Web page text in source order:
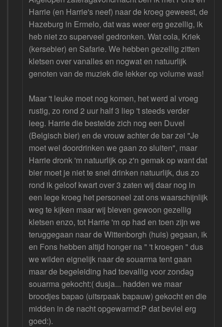
Harrie (en Harrie's neef) naar de kroeg geweest, de
Hazeburg in Ermelo, dat was weer erg gezellig, ik
heb niet zo superveel gedronken. Wat cola, Kriek
(kersebier) en Safarie. We hebben gezellig zitten
kletsen over vanalles en nogwat en natuurlijk
genoten van de muziek die lekker op volume was!
Maar 't leuke moet nog komen, het werd al vroeg
rustig, zo rond 2 uur half 3 liep 't steeds verder
leeg. Harrie die bestelde zich nog een Duvel
(Belgisch bier) en de vrouw achter de bar zei "Je
moet wel doordrinken we gaan zo sluiten", maar
Harrie dronk 'm natuurlijk op z'n gemak op want dat
bier moet je niet te snel drinken natuurlijk, dus zo
rond ik geloof kwart over 3 zaten wij daar nog in
een lege kroeg het personeel zat ons waarschijnlijk
weg te kijken maar wij bleven gewoon gezellig
kletsen enzo, tot Harrie 'm op had en toen zijn we
teruggegaan naar de Wittenborgh (huis) gegaan, ik
en Fons hebben altijd honger na " 't kroegen " dus
we wilden eignelijk naar de souarma tent gaan
maar de begeleiding had toevallig voor zondag
souarma gekocht:( dusja... hadden we maar
broodjes bapao (uitsrpaak bapauw) gekocht en die
midden in de nacht opgewarmd:P dat beviel erg
goed:).